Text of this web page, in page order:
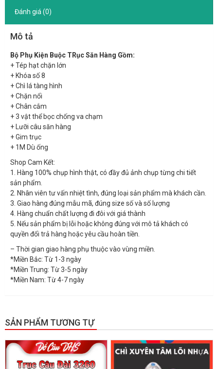
Đánh giá (0)
Mô tả
Bộ Phụ Kiện Buộc TRục Săn Hàng Gồm:
+ Tép hạt chặn lớn
+ Khóa số 8
+ Chì lá tàng hình
+ Chặn nổi
+ Chân cắm
+ 3 vật thể bọc chống va chạm
+ Lưỡi câu săn hàng
+ Gim trục
+ 1M Dù ống
Shop Cam Kết:
1. Hàng 100% chụp hình thật, có đầy đủ ảnh chụp từng chi tiết
sản phẩm.
2. Nhân viên tư vấn nhiệt tình, đúng loại sản phẩm mà khách cần.
3. Giao hàng đúng mẫu mã, đúng size số và số lượng
4. Hàng chuẩn chất lượng đi đôi với giá thành
5. Nếu sản phẩm bị lỗi hoặc không đúng với mô tả khách có
quyền đổi trả hàng hoặc yêu cầu hoàn tiền.
– Thời gian giao hàng phụ thuộc vào vùng miền.
*Miền Bắc: Từ 1-3 ngày
*Miền Trung: Từ 3-5 ngày
*Miền Nam: Từ 4-7 ngày
SẢN PHẨM TƯƠNG TỰ
GIẢM GIÁ!